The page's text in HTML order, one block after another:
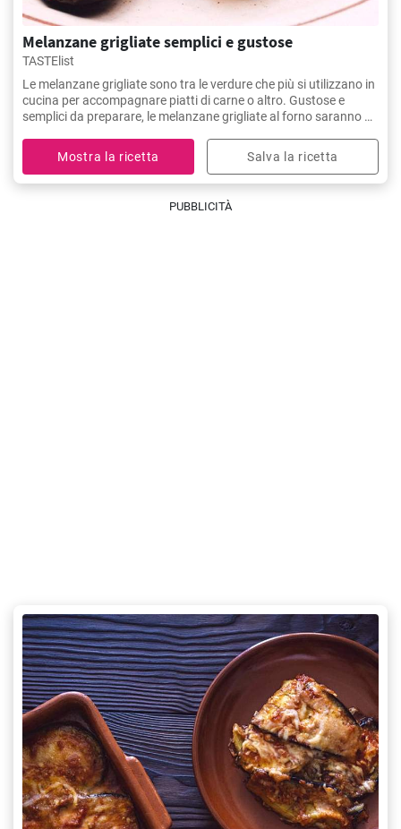
Melanzane grigliate semplici e gustose
TASTElist
Le melanzane grigliate sono tra le verdure che più si utilizzano in
cucina per accompagnare piatti di carne o altro. Gustose e
semplici da preparare, le melanzane grigliate al forno saranno un
Mostra la ricetta
Salva la ricetta
PUBBLICITÀ